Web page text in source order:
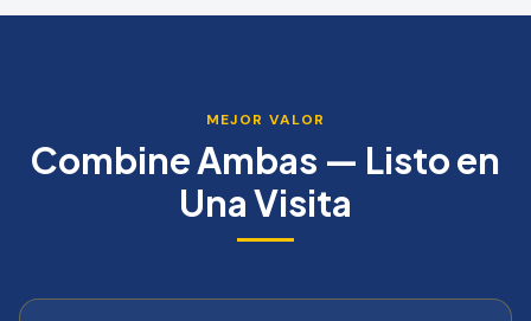
MEJOR VALOR
Combine Ambas — Listo en
Una Visita